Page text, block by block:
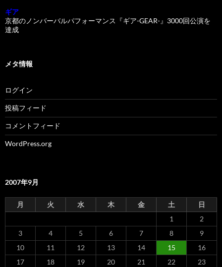
ギア
京都のノンバーバルパフォーマンス『ギア-GEAR-』3000回公演を
達成
メタ情報
ログイン
投稿フィード
コメントフィード
WordPress.org
2007年9月
月 火 水 木 金 土
日
1
2
3
4 5 6 7 8
9
10
11 12 13 14 15
16
17
18 19 20 21 22
23